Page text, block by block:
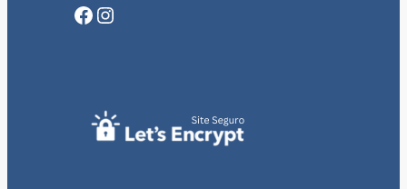
Facebook Instagram